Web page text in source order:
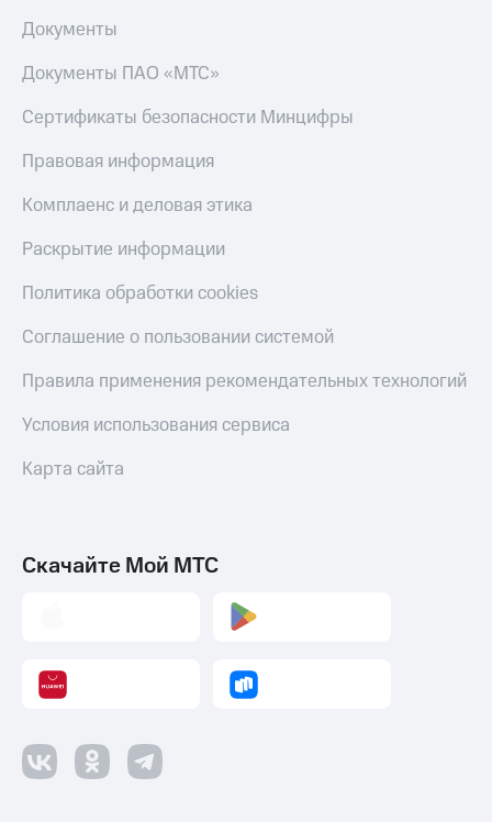
Документы
Документы ПАО «МТС»
Сертификаты безопасности Минцифры
Правовая информация
Комплаенс и деловая этика
Раскрытие информации
Политика обработки cookies
Соглашение о пользовании системой
Правила применения рекомендательных технологий
Условия использования сервиса
Карта сайта
Скачайте Мой МТС